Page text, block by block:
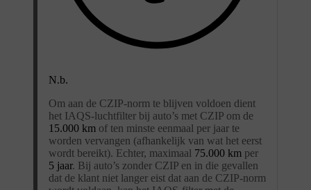
N.b.
Om aan de CZIP-norm te blijven voldoen dient
het IAQS-luchtfilter bij auto’s met CZIP om de
15.000 km of ten minste eenmaal per jaar te
worden vervangen (afhankelijk van wat het eerst
wordt bereikt). Echter, maximaal 75.000 km per
5 jaar. Bij auto’s zonder CZIP en in die gevallen
dat de klant niet langer eist dat aan de CZIP-norm